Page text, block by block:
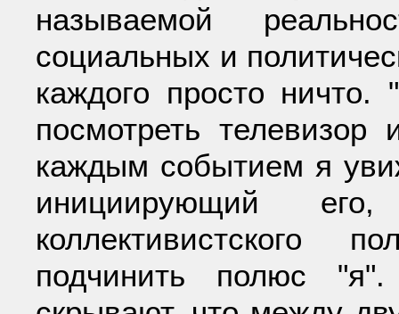
называемой
социальных и
каждого просто
посмотреть
каждым событием я
инициирующий
коллективистского
подчинить полюс